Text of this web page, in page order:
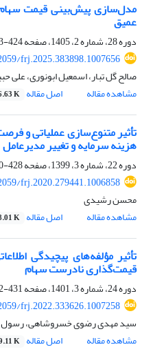
مدل‌سازی پیش‌‌بینی قیمت سهام
عمیق
دوره 28، شماره 2، 1405، صفحه
424-463
frj.2025.383898.1007656
صالح گل تبار، اسمعیل ابونوری، علی
مشاهده مقاله
اصل مقاله K
تأثیر متنوع‌سازی عملیاتی و
هزینه سرمایه و تغییر مدیرعامل
دوره 22، شماره 3، 1399، صفحه
428-450
frj.2020.279441.1006858
محسن رشیدی
مشاهده مقاله
اصل مقاله K
تأثیر مؤلفه‌های پیچیدگی
قیمت‌گذاری نادرست سهام
دوره 24، شماره 3، 1401، صفحه
431-452
frj.2022.333626.1007258
سید مهدی رضوی خسروشاهی، رسول
مشاهده مقاله
اصل مقاله K